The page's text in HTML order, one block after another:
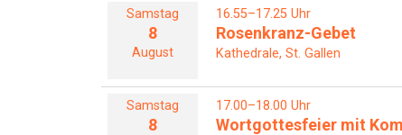
Samstag
8
August
16.55–17.25 Uhr
Rosenkranz-Gebet
Kathedrale, St. Gallen
Samstag
8
17.00–18.00 Uhr
Wortgottesfeier mit